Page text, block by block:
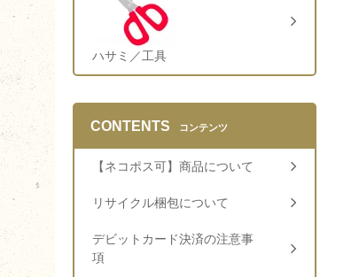
ハサミ／工具
CONTENTS コンテンツ
【ネコポス可】商品について
リサイクル梱包について
デビットカード決済の注意事
項